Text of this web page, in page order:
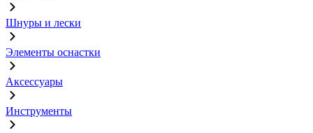
Шнуры и лески
Элементы оснастки
Аксессуары
Инструменты